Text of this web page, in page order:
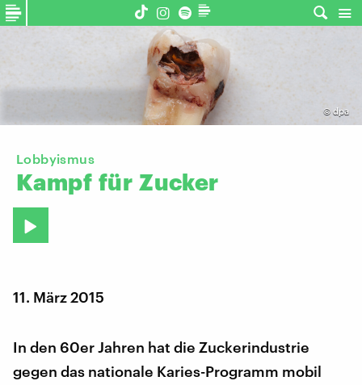
© dpa
Lobbyismus
Kampf für Zucker
11. März 2015
In den 60er Jahren hat die Zuckerindustrie
gegen das nationale Karies-Programm mobil